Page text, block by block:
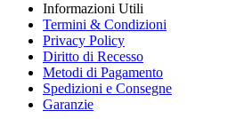
Informazioni Utili
Termini & Condizioni
Privacy Policy
Diritto di Recesso
Metodi di Pagamento
Spedizioni e Consegne
Garanzie